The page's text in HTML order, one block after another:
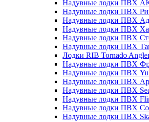
Надувные лодки ПВХ
Надувные лодки ПВХ
Надувные лодки ПВХ
Надувные лодки ПВХ
Надувные лодки ПВХ
Надувные лодки ПВХ
Лодки RIB Tornado
Надувные лодки ПВХ
Надувные лодки ПВХ
Надувные лодки ПВХ
Надувные лодки ПВХ
Надувные лодки ПВХ
Надувные лодки ПВХ
Надувные лодки ПВХ